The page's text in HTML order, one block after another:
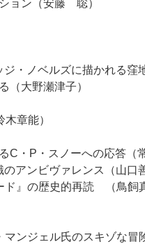
ョン（安藤 聡）
ノベルズに描かれる窪
大野瀬津子）
章能）
・P・スノーへの応答（常
アンビヴァレンス（山口善
』の歴史的再読 （鳥飼
ジェル氏のスキゾな冒